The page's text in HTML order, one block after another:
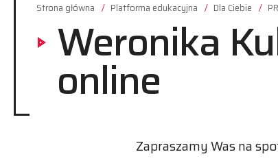
Strona główna Platforma edukacyjna Dla Ciebie
Weronika
online
Zapraszamy Was na